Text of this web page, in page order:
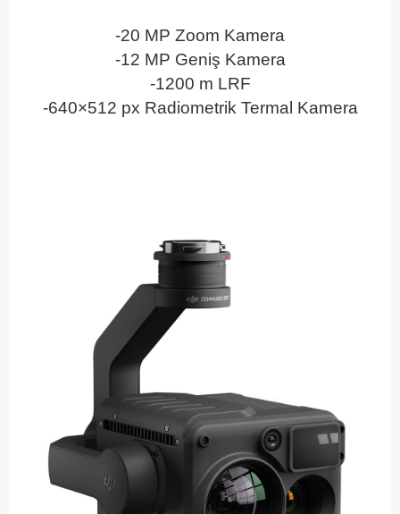
-20 MP Zoom Kamera
-12 MP Geniş Kamera
-1200 m LRF
-640×512 px Radiometrik Termal Kamera